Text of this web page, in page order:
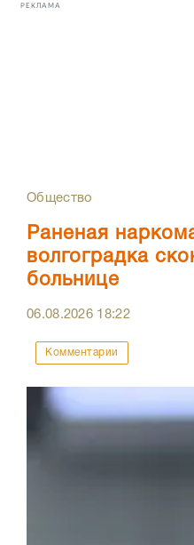
РЕКЛАМА
Общество
Раненая
волгоградка
больнице
06.08.2026 18:22
Комментарии